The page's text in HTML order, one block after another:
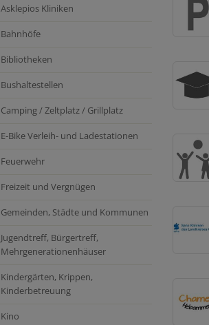
Asklepios Kliniken
Bahnhöfe
Bibliotheken
Bushaltestellen
Camping / Zeltplatz / Grillplatz
E-Bike Verleih- und Ladestationen
Feuerwehr
Freizeit und Vergnügen
Gemeinden, Städte und Kommunen
Jugendtreff, Bürgertreff,
Mehrgenerationenhäuser
Kindergärten, Krippen,
Kinderbetreuung
Kino